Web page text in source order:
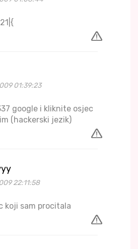
01:39:23
google i kliknite osjec
(hackerski jezik)
22:11:58
koji sam procitala